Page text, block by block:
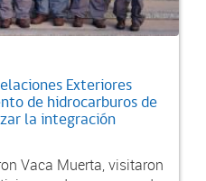
Exteriores
de hidrocarburos de
la integración
Vaca Muerta, visitaron